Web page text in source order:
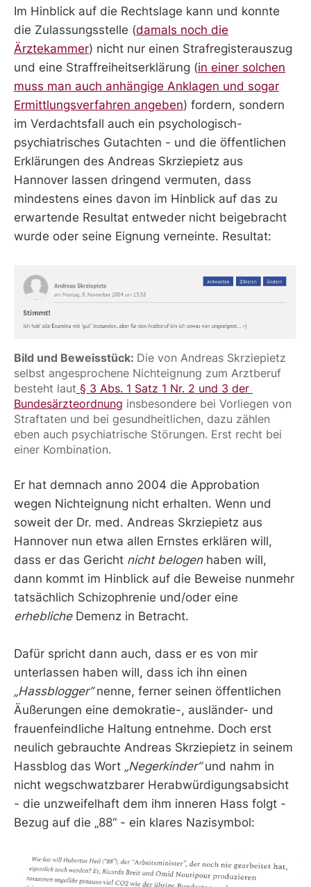
Im Hinblick auf die Rechtslage kann und konnte
die Zulassungsstelle (damals noch die
Ärztekammer) nicht nur einen Strafregisterauszug
und eine Straffreiheitserklärung (in einer solchen
muss man auch anhängige Anklagen und sogar
Ermittlungsverfahren angeben) fordern, sondern
im Verdachtsfall auch ein psychologisch-
psychiatrisches Gutachten - und die öffentlichen
Erklärungen des Andreas Skrziepietz aus
Hannover lassen dringend vermuten, dass
mindestens eines davon im Hinblick auf das zu
erwartende Resultat entweder nicht beigebracht
wurde oder seine Eignung verneinte. Resultat:
Bild und Beweisstück: Die von Andreas Skrziepietz
selbst angesprochene Nichteignung zum Arztberuf
besteht laut § 3 Abs. 1 Satz 1 Nr. 2 und 3 der
Bundesärzteordnung insbesondere bei Vorliegen von
Straftaten und bei gesundheitlichen, dazu zählen
eben auch psychiatrische Störungen. Erst recht bei
einer Kombination.
Er hat demnach anno 2004 die Approbation
wegen Nichteignung nicht erhalten. Wenn und
soweit der Dr. med. Andreas Skrziepietz aus
Hannover nun etwa allen Ernstes erklären will,
dass er das Gericht nicht belogenhaben will,
dann kommt im Hinblick auf die Beweise nunmehr
tatsächlich Schizophrenie und/oder eine
erheblicheDemenz in Betracht.
Dafür spricht dann auch, dass er es von mir
unterlassen haben will, dass ich ihn einen
„Hassblogger“nenne, ferner seinen öffentlichen
Äußerungen eine demokratie-, ausländer- und
frauenfeindliche Haltung entnehme. Doch erst
neulich gebrauchte Andreas Skrziepietz in seinem
Hassblog das Wort „Negerkinder“und nahm in
nicht wegschwatzbarer Herabwürdigungsabsicht
- die unzweifelhaft dem ihm inneren Hass folgt -
Bezug auf die „88“ - ein klares Nazisymbol: